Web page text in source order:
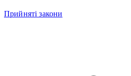
Прийняті закони